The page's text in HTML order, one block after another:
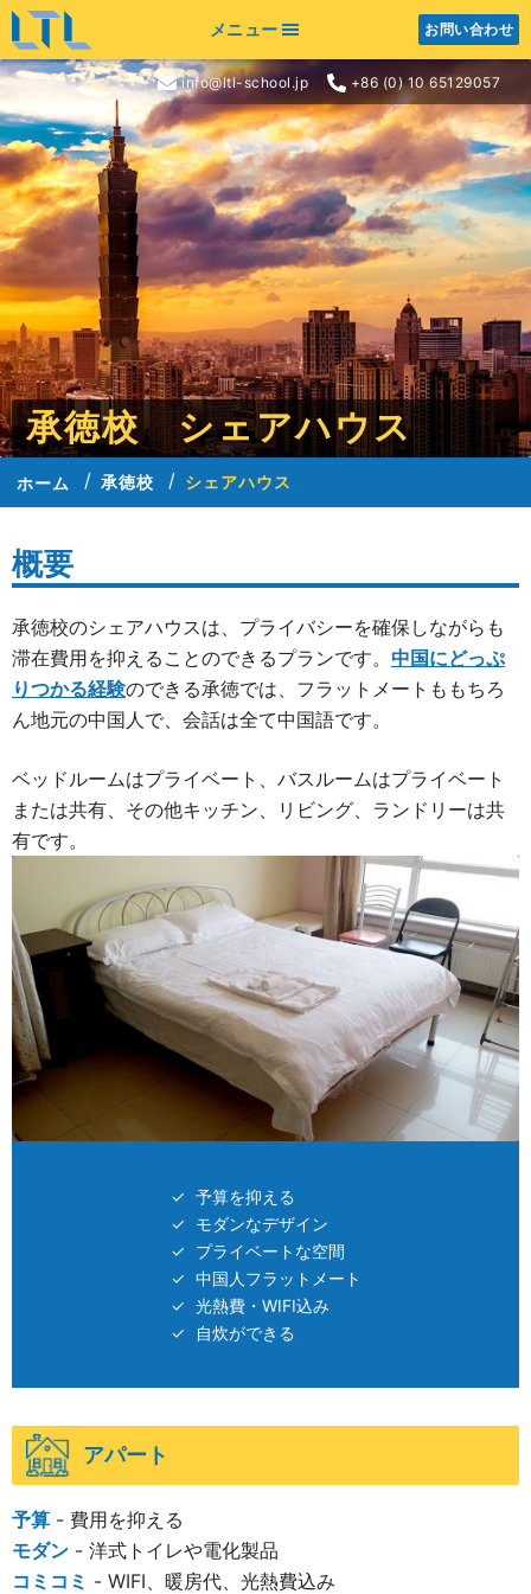
メニュー お問い合わせ
info@ltl-school.jp +86 (0) 10 65129057
承徳校 シェアハウス
ホーム 承徳校 シェアハウス
概要
承徳校のシェアハウスは、プライバシーを確保しながらも
滞在費用を抑えることのできるプランです。 中国にどっぷ
りつかる経験のできる承徳では、フラットメートももちろ
ん地元の中国人で、会話は全て中国語です。
ベッドルームはプライベート、バスルームはプライベート
または共有、その他キッチン、リビング、ランドリーは共
有です。
予算を抑える
モダンなデザイン
プライベートな空間
中国人フラットメート
光熱費・WIFI込み
自炊ができる
アパート
予算 - 費用を抑える
モダン - 洋式トイレや電化製品
コミコミ - WIFI、暖房代、光熱費込み